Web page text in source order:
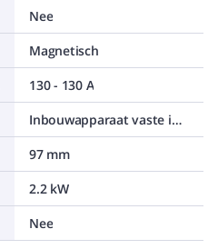
Nee
Magnetisch
130 - 130 A
Inbouwapparaat vaste inbouw techniek
97 mm
2.2 kW
Nee